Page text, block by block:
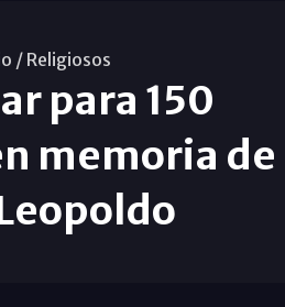
/ Religiosos
para 150
memoria de